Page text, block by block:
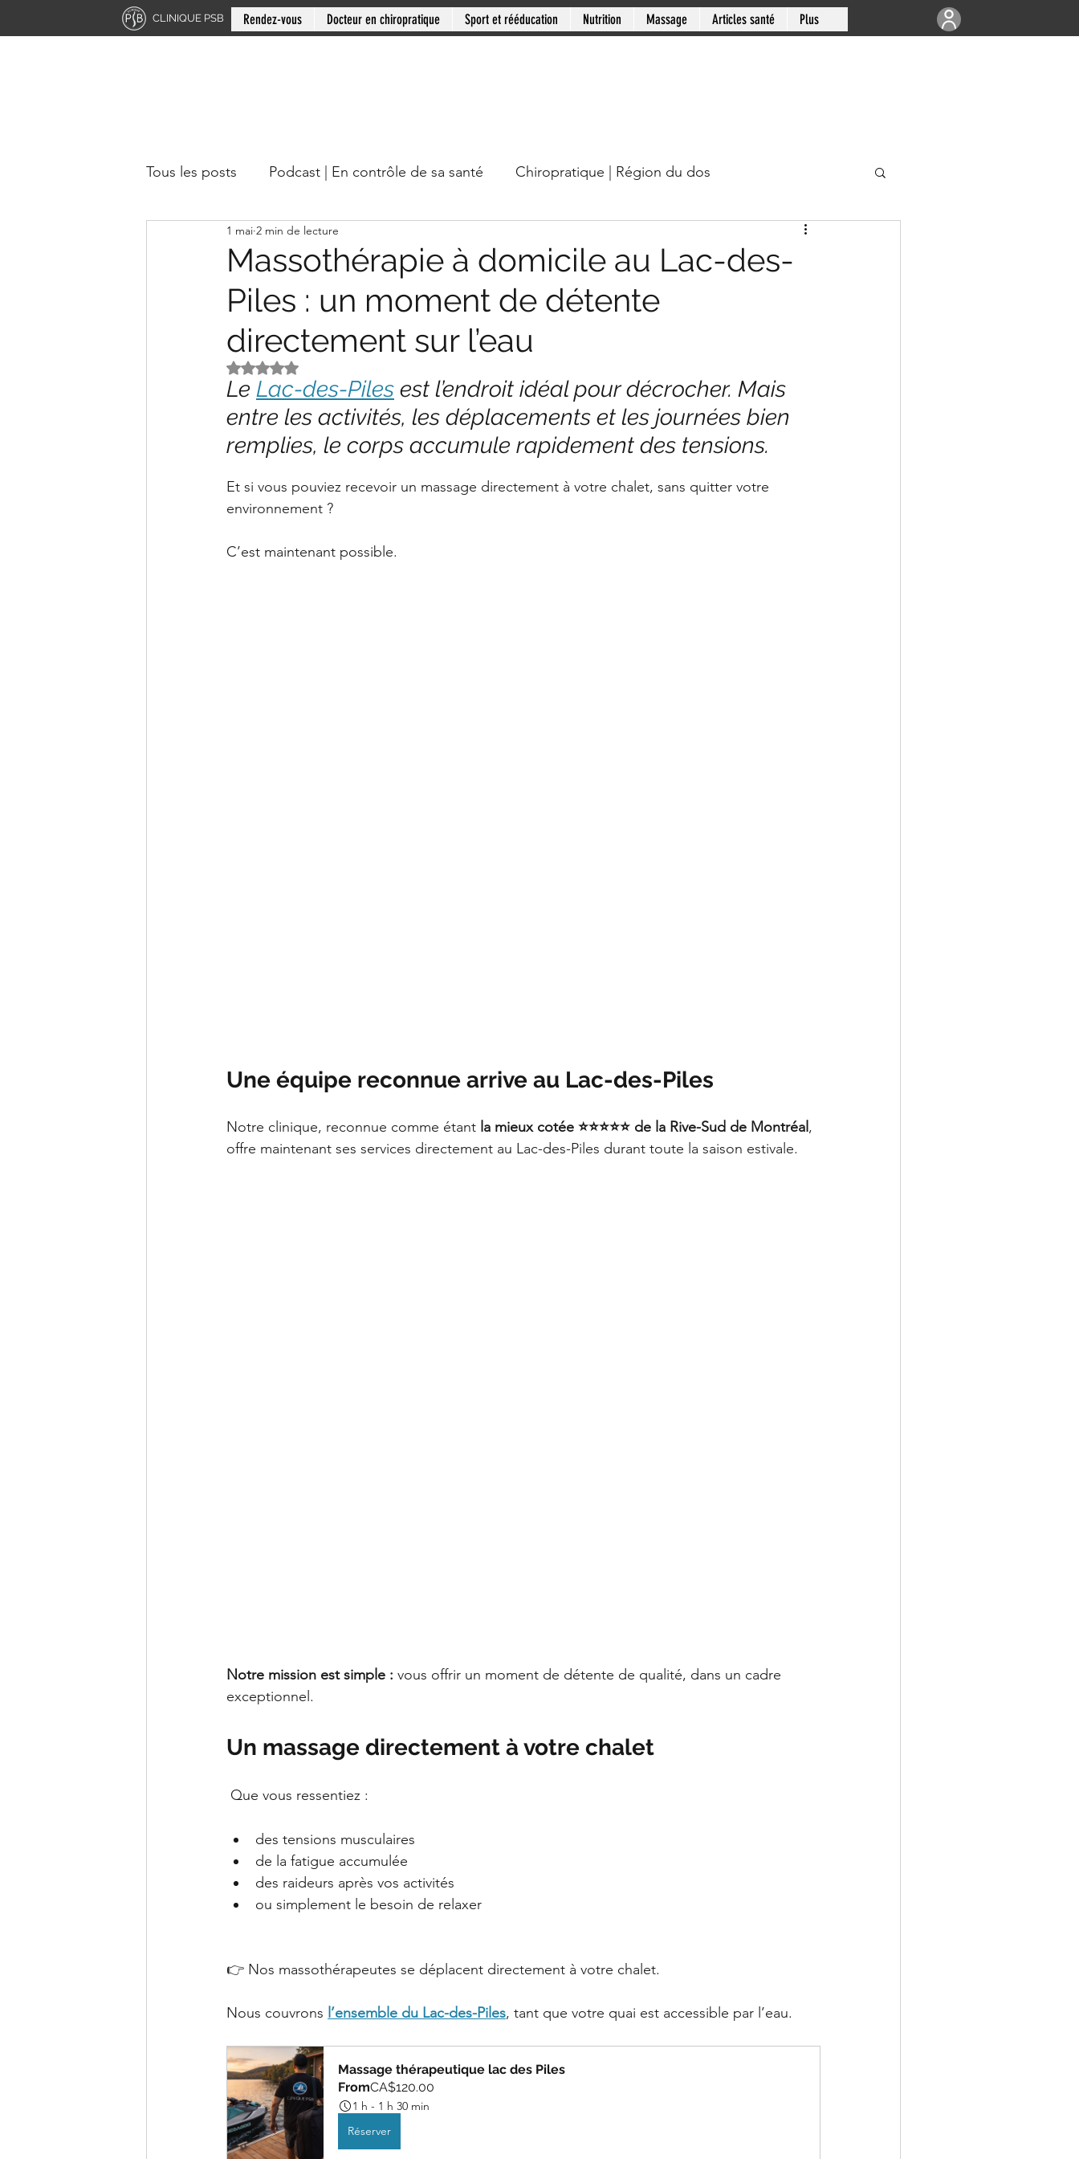
CLINIQUE PSB Rendez-vous Docteur en chiropratique Sport et rééducation Nutrition Massage Articles santé Plus
Tous les posts Podcast | En contrôle de sa santé Chiropratique | Région du dos
Chiropratique | Région du cou Chiropratique | Articulations
Docteur en chiropratique Mini-série: Douleur chronique Clinique PSB: Rive-sud de Montréal
Clinique PSB à Sainte-Julie: Offres
Massothérapie à domicile au Lac-des-
Piles : un moment de détente
directement sur l’eau
1 mai 2 min de lecture
Noté NaN étoiles sur 5.
Le Lac-des-Piles est l’endroit idéal pour décrocher. Mais
entre les activités, les déplacements et les journées bien
remplies, le corps accumule rapidement des tensions.
Et si vous pouviez recevoir un massage directement à votre chalet, sans quitter votre
environnement ?
C’est maintenant possible.
Une équipe reconnue arrive au Lac-des-Piles
Notre clinique, reconnue comme étant la mieux cotée ⭐️⭐️⭐️⭐️⭐️ de la Rive-Sud de Montréal ,
offre maintenant ses services directement au Lac-des-Piles durant toute la saison estivale.
Notre mission est simple : vous offrir un moment de détente de qualité, dans un cadre
exceptionnel.
Un massage directement à votre chalet
Que vous ressentiez :
des tensions musculaires
de la fatigue accumulée
des raideurs après vos activités
ou simplement le besoin de relaxer
👉 Nos massothérapeutes se déplacent directement à votre chalet.
Nous couvrons l’ensemble du Lac-des-Piles, tant que votre quai est accessible par l’eau.
Massage thérapeutique lac des Piles
FromCA$120.00
1 h - 1 h 30 min
Réserver